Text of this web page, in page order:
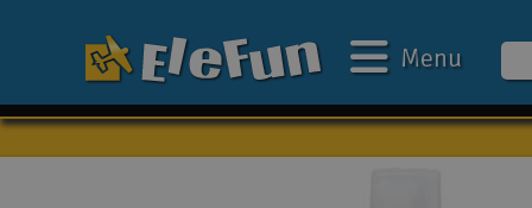
Menu